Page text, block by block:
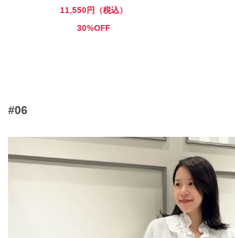
11,550円（税込）
30%OFF
#06